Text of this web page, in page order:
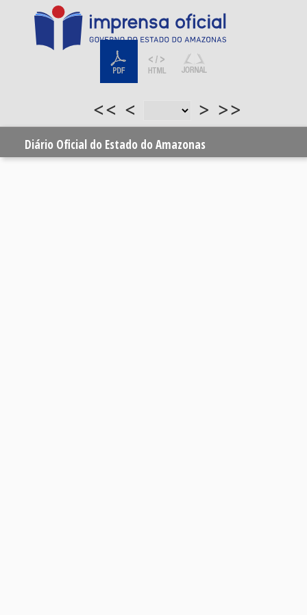
<< < > >>
Diário Oficial do Estado do Amazonas